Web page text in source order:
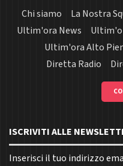
Chi siamo La Nostra
Ultim'ora News
Ultim'ora Alto
Diretta Radio
ISCRIVITI ALLE
Inserisci il tuo indirizzo